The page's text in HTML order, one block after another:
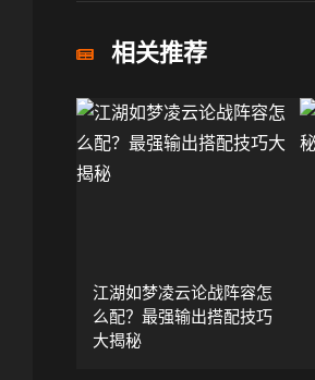
相关推荐
江湖如梦凌云论战阵容怎
么配？最强输出搭配技巧
大揭秘